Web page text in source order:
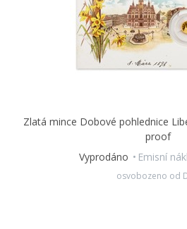
Zlatá mince Dobové pohlednice
proof
Vyprodáno
Emisní
osvobozeno od